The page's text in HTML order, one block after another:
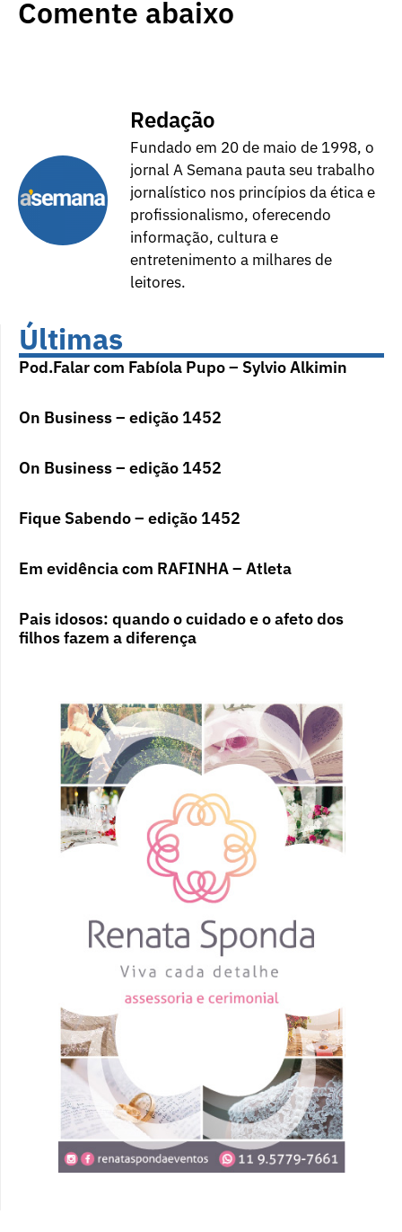
Comente abaixo
Redação
Fundado em 20 de maio de 1998, o
jornal A Semana pauta seu trabalho
jornalístico nos princípios da ética e
profissionalismo, oferecendo
informação, cultura e
entretenimento a milhares de
leitores.
Últimas
Pod.Falar com Fabíola Pupo – Sylvio Alkimin
On Business – edição 1452
On Business – edição 1452
Fique Sabendo – edição 1452
Em evidência com RAFINHA – Atleta
Pais idosos: quando o cuidado e o afeto dos
filhos fazem a diferença